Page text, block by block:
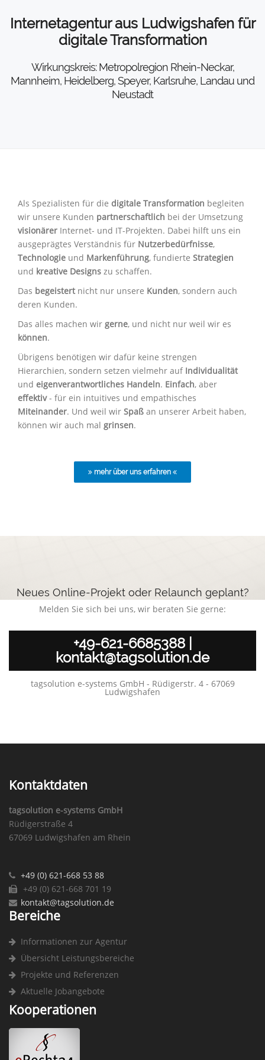
Internetagentur aus Ludwigshafen für
digitale Transformation
Wirkungskreis: Metropolregion Rhein-Neckar,
Mannheim, Heidelberg, Speyer, Karlsruhe, Landau und
Neustadt
Als Spezialisten für die digitale Transformation begleiten
wir unsere Kunden partnerschaftlich bei der Umsetzung
visionärer Internet- und IT-Projekten. Dabei hilft uns ein
ausgeprägtes Verständnis für Nutzerbedürfnisse,
Technologie und Markenführung, fundierte Strategien
und kreative Designs zu schaffen.
Das begeistert nicht nur unsere Kunden, sondern auch
deren Kunden.
Das alles machen wir gerne, und nicht nur weil wir es
können.
Übrigens benötigen wir dafür keine strengen
Hierarchien, sondern setzen vielmehr auf Individualität
und eigenverantwortliches Handeln. Einfach, aber
effektiv- für ein intuitives und empathisches
Miteinander. Und weil wir Spaß an unserer Arbeit haben,
können wir auch mal grinsen.
mehr über uns erfahren
Neues Online-Projekt oder Relaunch geplant?
Melden Sie sich bei uns, wir beraten Sie gerne:
+49-621-6685388|
kontakt@tagsolution.de
tagsolution e-systems GmbH - Rüdigerstr. 4 - 67069
Ludwigshafen
Kontaktdaten
tagsolution e-systems GmbH
Rüdigerstraße 4
67069 Ludwigshafen am Rhein
+49 (0) 621-668 53 88
+49 (0) 621-668 701 19
kontakt@tagsolution.de
Bereiche
Informationen zur Agentur
Übersicht Leistungsbereiche
Projekte und Referenzen
Aktuelle Jobangebote
Kooperationen